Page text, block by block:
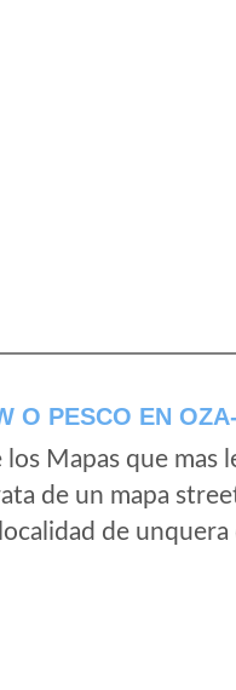
O PESCO EN
Mapas que mas
de un mapa
de unquera